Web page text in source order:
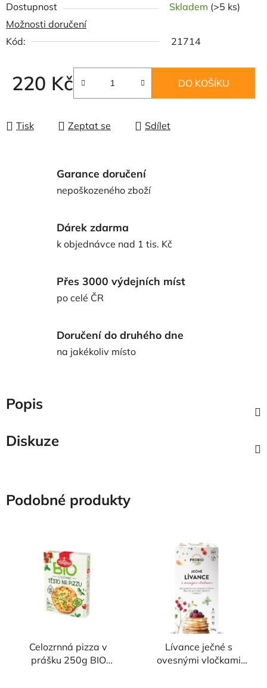
Dostupnost Skladem (>5 ks)
Možnosti doručení
Kód:
21714
220 Kč DO KOŠÍKU
Tisk Zeptat se Sdílet
Garance doručení
nepoškozeného zboží
Dárek zdarma
k objednávce nad 1 tis. Kč
Přes 3000 výdejních míst
po celé ČR
Doručení do druhého dne
na jakékoliv místo
Popis
Diskuze
Podobné produkty
Celozrnná pizza v
prášku 250g BIO
Lívance ječné s
ovesnými vločkami